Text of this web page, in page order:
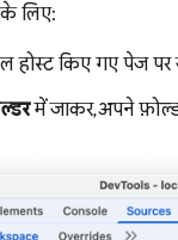
लिए:
होस्ट किए गए पेज पर
में जाकर, अपने